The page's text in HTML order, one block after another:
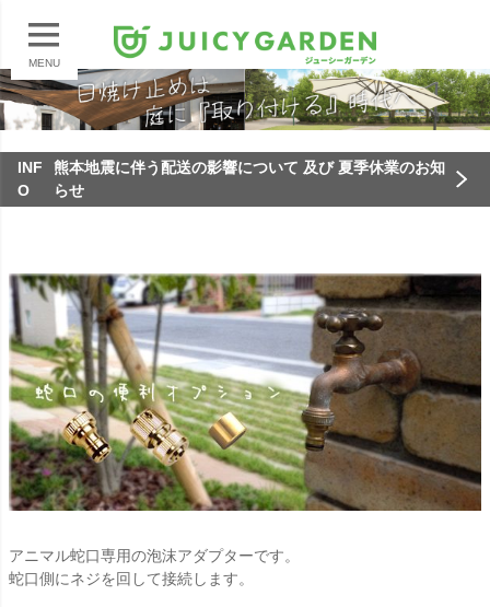
MENU
INF
O
熊本地震に伴う配送の影響について 及び 夏季休業のお知
らせ
アニマル蛇口専用の泡沫アダプターです。
蛇口側にネジを回して接続します。